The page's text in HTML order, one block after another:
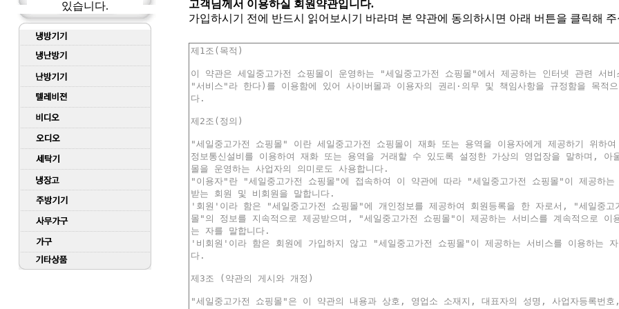
있습니다.
고객님께서 이용하실 회원약관입니다.
가입하시기 전에 반드시 읽어보시기 바라며 본 약관에 동의하시면 아래 버튼을 클릭해